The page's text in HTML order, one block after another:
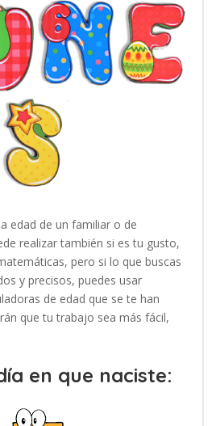
edad de un familiar o de
realizar también si es tu gusto,
pero si lo que buscas
y precisos, puedes usar
de edad que se te han
que tu trabajo sea más fácil,
en que naciste: